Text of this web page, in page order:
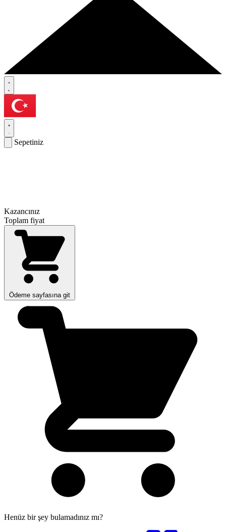
Sepetiniz
Kazancınız
Toplam fiyat
Ödeme sayfasına git
Henüz bir şey bulamadınız mı?